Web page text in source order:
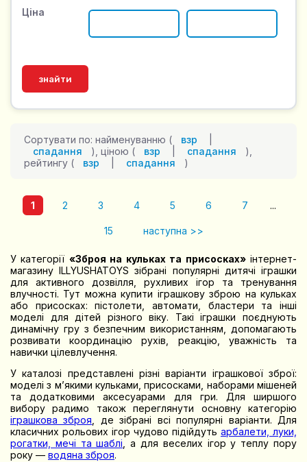
Ціна
Сортувати по: найменуванню ( взр
спадання
), ціною ( взр спадання
),
рейтингу (
взр спадання )
1 2 3 4 5 6 7 ...
15 наступна >>
У категорії «Зброя на кульках та присосках»інтернет-
магазину ILLYUSHATOYS зібрані популярні дитячі іграшки
для активного дозвілля, рухливих ігор та тренування
влучності. Тут можна купити іграшкову зброю на кульках
або присосках: пістолети, автомати, бластери та інші
моделі для дітей різного віку. Такі іграшки поєднують
динамічну гру з безпечним використанням, допомагають
розвивати координацію рухів, реакцію, уважність та
навички цілевлучення.
У каталозі представлені різні варіанти іграшкової зброї:
моделі з м’якими кульками, присосками, наборами мішеней
та додатковими аксесуарами для гри. Для ширшого
вибору радимо також переглянути основну категорію
іграшкова зброя , де зібрані всі популярні варіанти. Для
класичних рольових ігор чудово підійдуть арбалети, луки,
рогатки, мечі та шаблі , а для веселих ігор у теплу пору
року — водяна зброя.